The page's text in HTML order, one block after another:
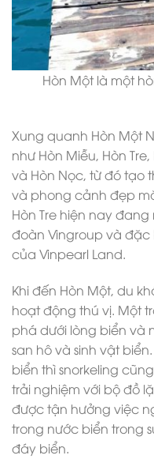
Hòn Một là một
Xung quanh Hòn Một
như Hòn Miễu, Hòn
và Hòn Nọc, từ đó tạo
và phong cảnh đẹp
Hòn Tre hiện nay
đoàn Vingroup và đặc
của Vinpearl Land.
Khi đến Hòn Một, du
hoạt động thú vị. Một
phá dưới lòng biển và
san hô và sinh vật
biển thì snorkeling
trải nghiệm với bộ đồ
được tận hưởng việc
trong nước biển trong
đáy biển.